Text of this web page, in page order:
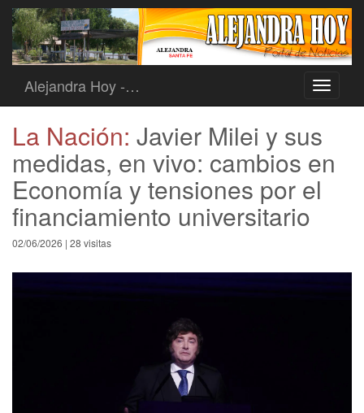
Toggle
Alejandra Hoy -…
La Nación: Javier Milei y sus
medidas, en vivo: cambios en
Economía y tensiones por el
financiamiento universitario
02/06/2026 | 28 visitas